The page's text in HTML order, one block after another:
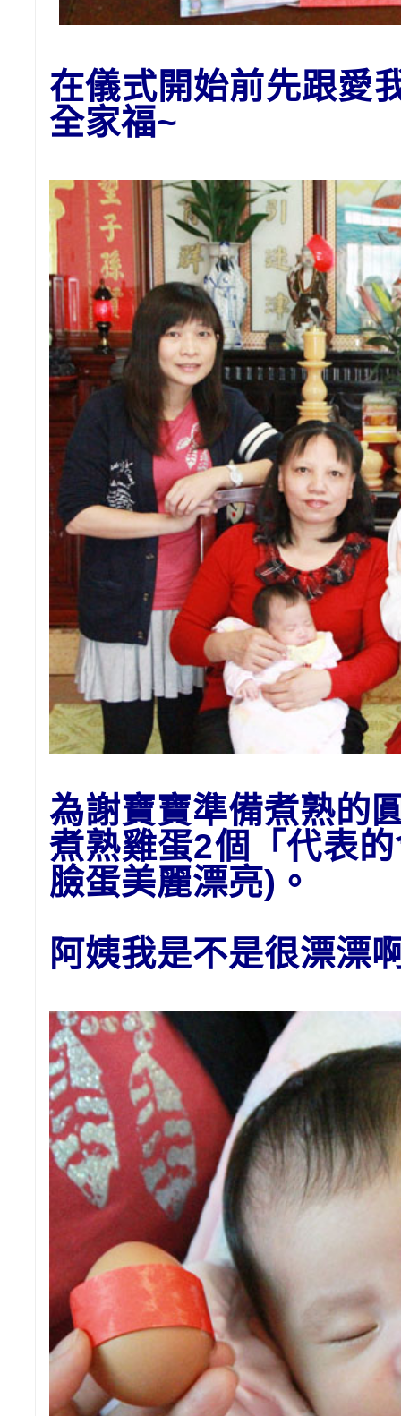
在儀式開始前先跟愛
全家福~
為謝寶寶準備煮熟的
煮熟雞蛋2個「代表
臉蛋美麗漂亮)。
阿姨我是不是很漂漂